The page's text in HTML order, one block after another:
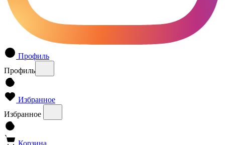
Профиль
Профиль
Избранное
Избранное